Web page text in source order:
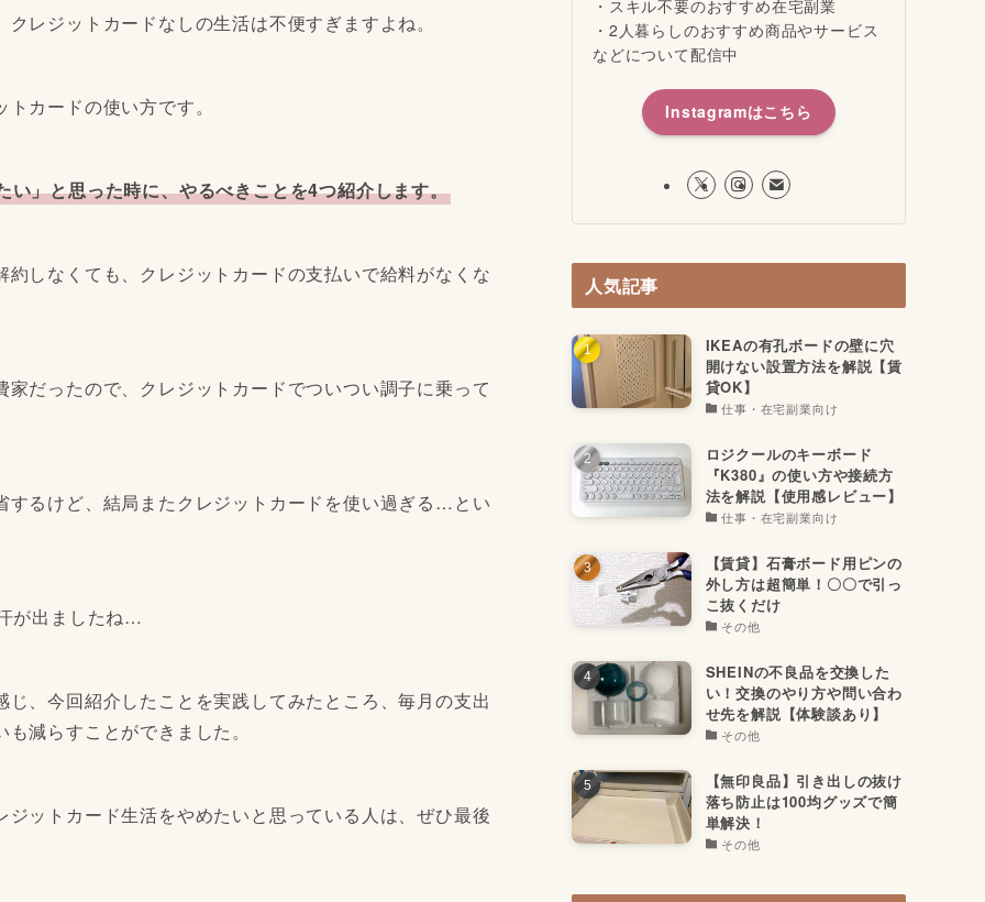
レジットカードなしの生活は不便すぎますよね。
カードの使い方です。
」と思った時に、やるべきことを4つ紹介します。
しなくても、クレジットカードの支払いで給料がなくな
だったので、クレジットカードでついつい調子に乗って
るけど、結局またクレジットカードを使い過ぎる…とい
が出ましたね…
、今回紹介したことを実践してみたところ、毎月の支出
減らすことができました。
ットカード生活をやめたいと思っている人は、ぜひ最後
・スキル不要のおすすめ在宅副業
・2人暮らしのおすすめ商品やサービス
などについて配信中
Instagramはこちら
人気記事
IKEAの有孔ボードの壁に穴
開けない設置方法を解説【賃
貸OK】
仕事・在宅副業向け
ロジクールのキーボード
『K380』の使い方や接続方
法を解説【使用感レビュー】
仕事・在宅副業向け
【賃貸】石膏ボード用ピンの
外し方は超簡単！〇〇で引っ
こ抜くだけ
その他
SHEINの不良品を交換した
い！交換のやり方や問い合わ
せ先を解説【体験談あり】
その他
【無印良品】引き出しの抜け
落ち防止は100均グッズで簡
単解決！
その他